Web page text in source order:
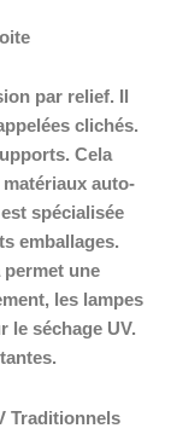
par relief. Il
clichés.
Cela
auto-
spécialisée
emballages.
permet une
les lampes
le séchage UV.
Traditionnels